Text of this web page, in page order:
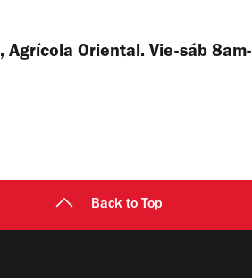
Oriental. Vie-sáb 8am-
Back to Top